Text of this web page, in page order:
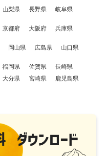
山梨県 長野県 岐阜県
京都府 大阪府 兵庫県
岡山県 広島県 山口県
福岡県 佐賀県
長崎県
大分県 宮崎県
鹿児島県